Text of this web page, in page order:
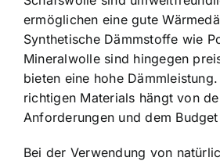
ermöglichen eine gute
Synthetische Dämmstoffe wie
Mineralwolle sind hingegen
bieten eine hohe
richtigen Materials hängt von
Anforderungen und dem
Bei der Verwendung von